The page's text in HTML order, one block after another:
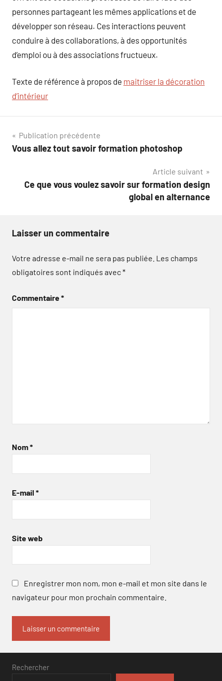
personnes partageant les mêmes applications et de
développer son réseau. Ces interactions peuvent
conduire à des collaborations, à des opportunités
d’emploi ou à des associations fructueux.
Texte de référence à propos de maitriser la décoration
d’intérieur
Navigation
de
Publication précédente
Vous allez tout savoir formation photoshop
Article suivant
Ce que vous voulez savoir sur formation design
global en alternance
Laisser un commentaire
Votre adresse e-mail ne sera pas publiée. Les champs
obligatoires sont indiqués avec*
Commentaire*
Nom*
E-mail *
Site web
Enregistrer mon nom, mon e-mail et mon site dans le
navigateur pour mon prochain commentaire.
Rechercher